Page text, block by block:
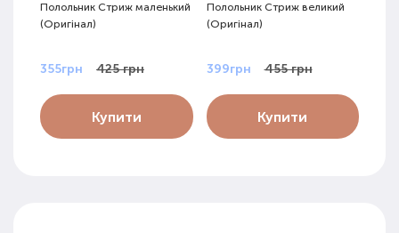
Полольник Стриж маленький
(Оригінал)
355грн 425 грн
Купити
Полольник Стриж великий
(Оригінал)
399грн 455 грн
Купити